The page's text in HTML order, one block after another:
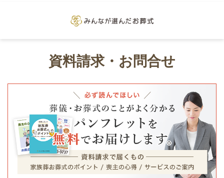
資料請求・お問合せ